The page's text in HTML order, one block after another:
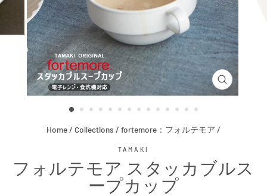
CLOSE
(ESC)
Home / Collections / fortemore：フォルテモア /
TAMAKI
フォルテモア スタッカブルス
ープカップ